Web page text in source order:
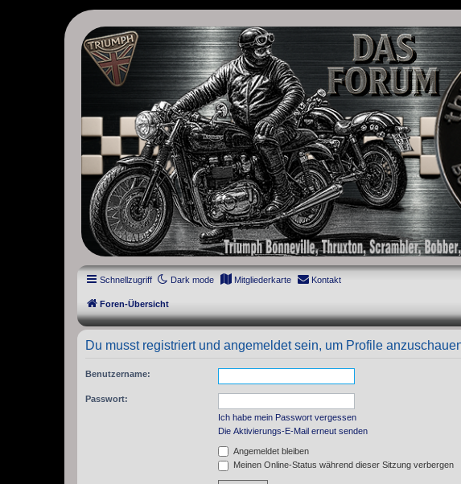
thruxton-forum.de
DAS FORUM! Alles rund um die Triumph Modern Classic Modelle. Das Forum für die
Street Cup, America und Speedmaster.
Schnellzugriff Dark mode Mitgliederkarte Kontakt
Foren-Übersicht
Du musst registriert und angemeldet sein, um Profile
Benutzername:
Passwort:
Ich habe mein Passwort vergessen
Die Aktivierungs-E-Mail erneut senden
Angemeldet bleiben
Meinen Online-Status während dieser Sitzung verbergen